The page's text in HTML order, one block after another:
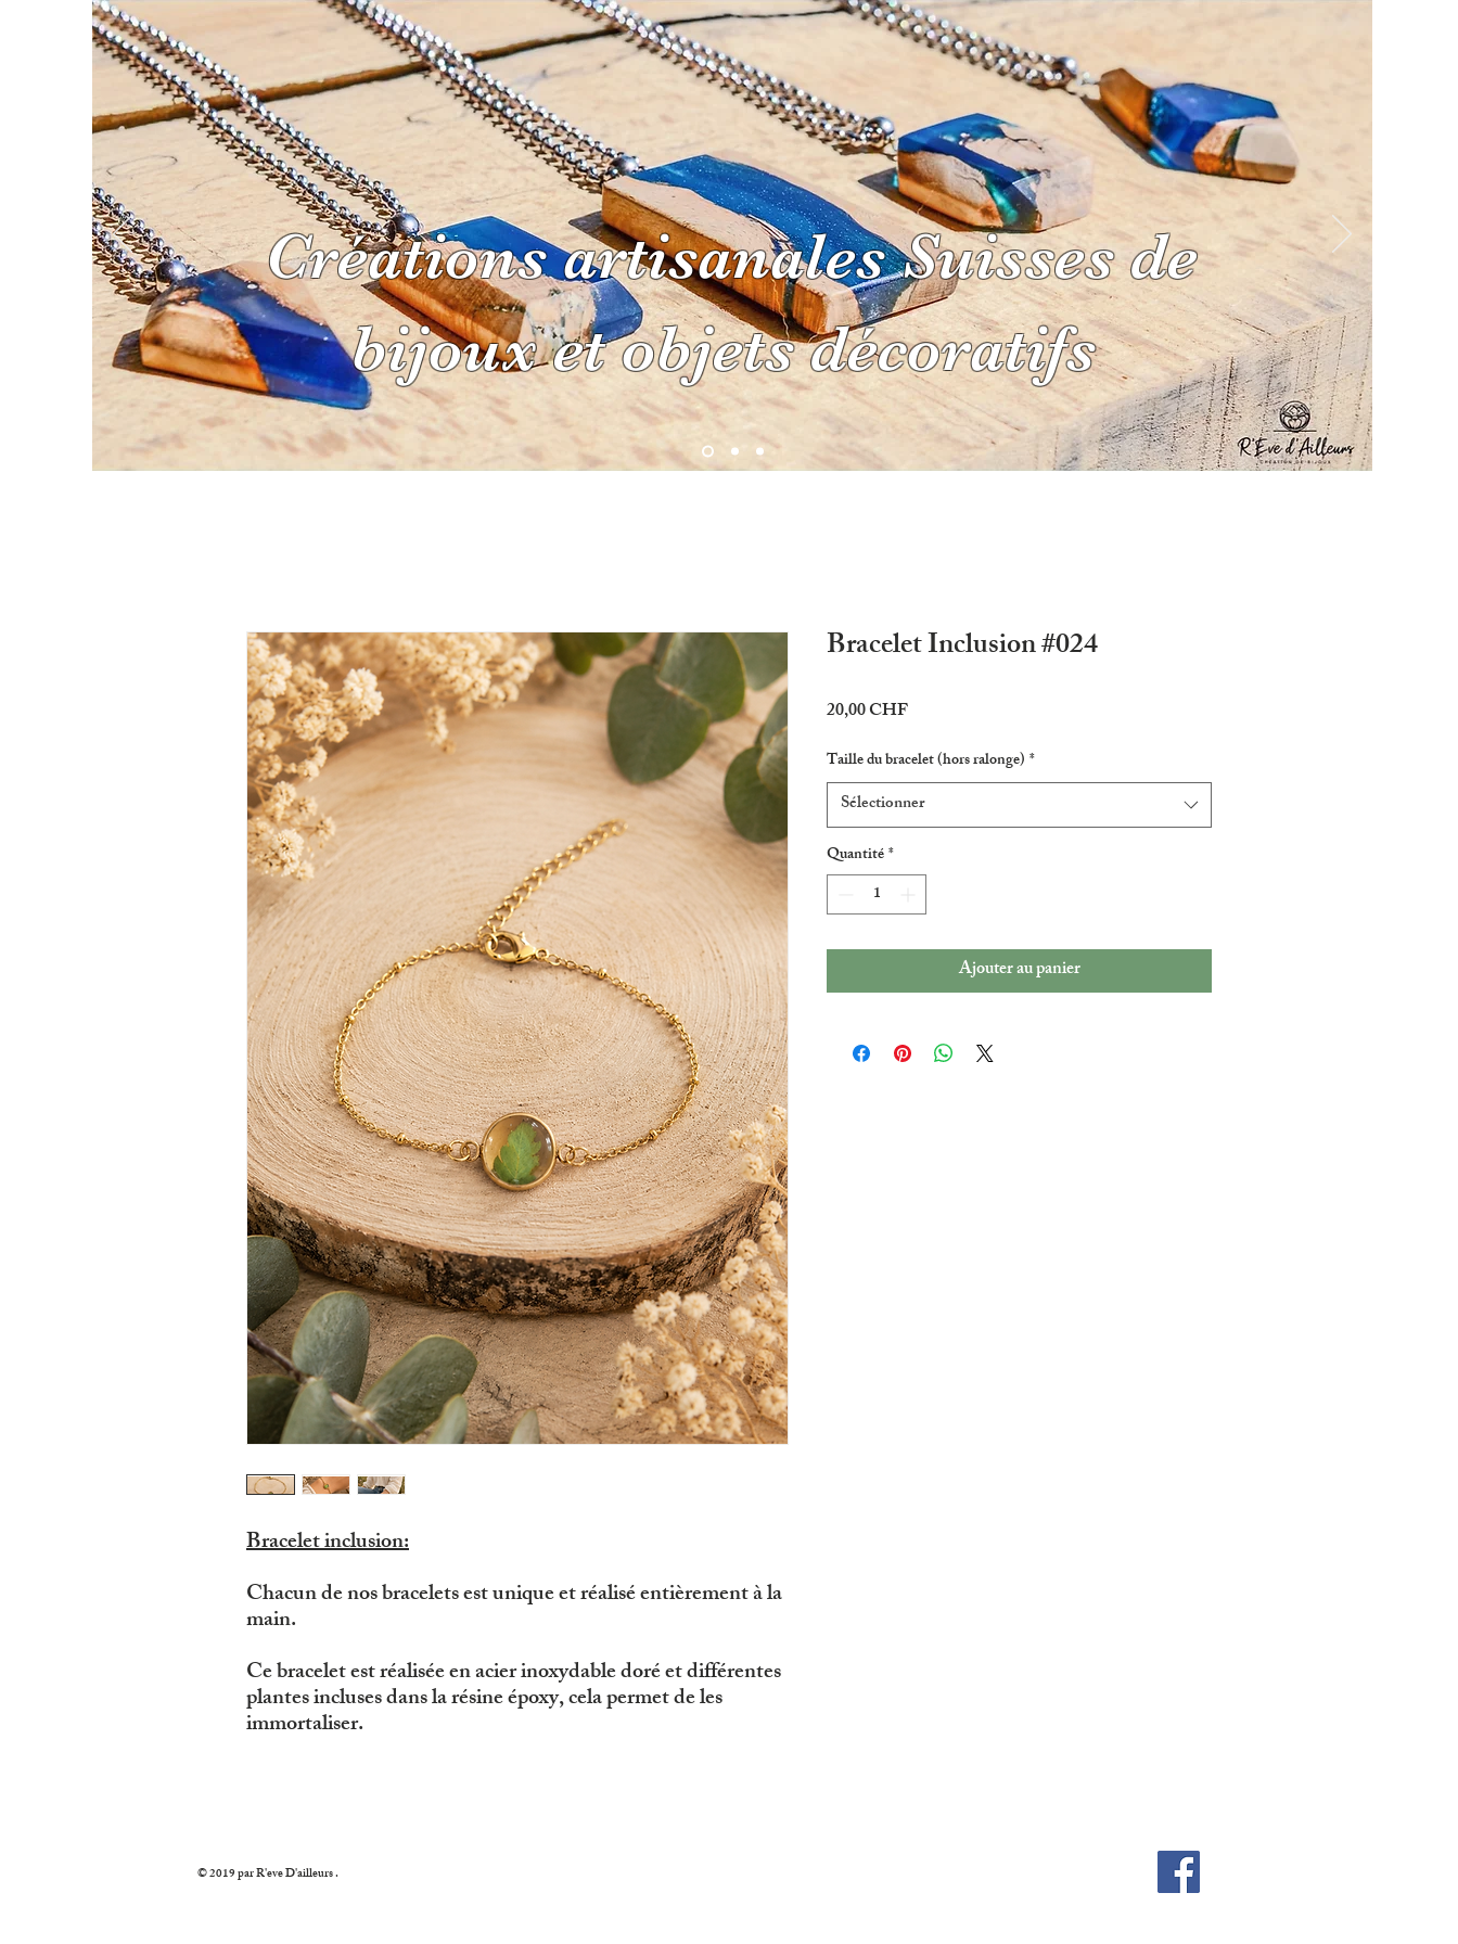
ACCUEIL BOUTIQUE À PROPOS CONTACT MOBILIERS / DECO BLOG
Créations artisanales Suisses de
bijoux et objets décoratifs
Bracelet inclusion:
Chacun de nos bracelets est unique et réalisé entièrement à la
main.
Ce bracelet est réalisée en acier inoxydable doré et différentes
plantes incluses dans la résine époxy, cela permet de les
immortaliser.
Bracelet Inclusion #024
20,00 CHFPrix
Taille du bracelet (hors ralonge) *
Sélectionner
Quantité*
Ajouter au panier
© 2019 par R'eve D'ailleurs .